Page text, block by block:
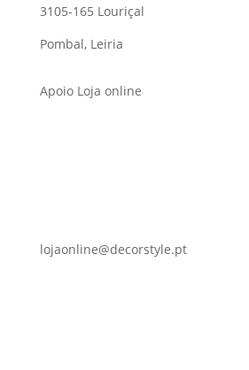
3105-165 Louriçal
Pombal, Leiria
Apoio Loja online
lojaonline@decorstyle.pt